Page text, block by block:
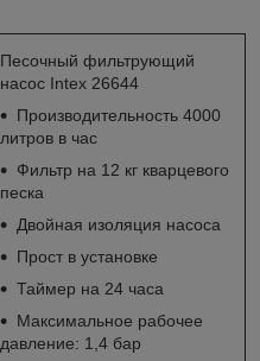
Песочный фильтрующий
насос Intex 26644
Производительность 4000
литров в час
Фильтр на 12 кг кварцевого
песка
Двойная изоляция насоса
Прост в установке
Таймер на 24 часа
Максимальное рабочее
давление: 1,4 бар